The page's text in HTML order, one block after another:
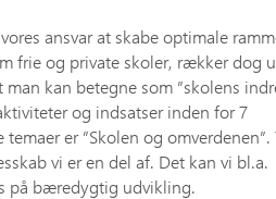
ansvar at skabe optimale
frie og private skoler, rækker dog
kan betegne som ”skolens
og indsatser inden for 7
er ”Skolen og omverdenen”.
vi er en del af. Det kan vi bl.a.
på bæredygtig udvikling.